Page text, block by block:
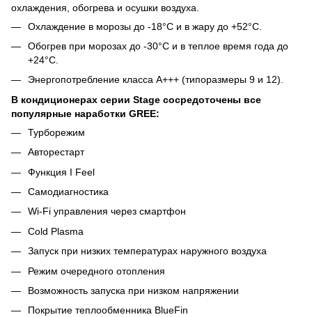
охлаждения, обогрева и осушки воздуха.
Охлаждение в морозы до -18°С и в жару до +52°С.
Обогрев при морозах до -30°С и в теплое время года до
+24°С.
Энергопотребление класса А+++ (типоразмеры 9 и 12).
В кондиционерах серии Stage сосредоточены все
популярные наработки GREE:
Турборежим
Авторестарт
Функция I Feel
Самодиагностика
Wi-Fi управления через смартфон
Cold Plasma
Запуск при низких температурах наружного воздуха
Режим очередного отопления
Возможность запуска при низком напряжении
Покрытие теплообменника BlueFin